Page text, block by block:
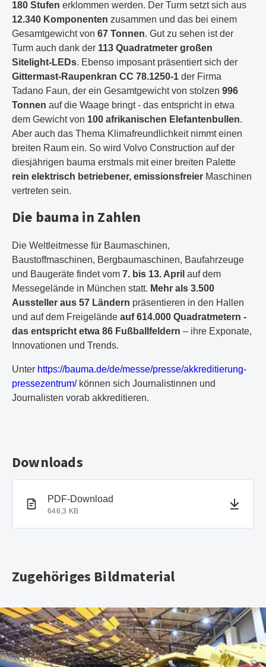
180 Stufen erklommen werden. Der Turm setzt sich aus
12.340 Komponenten zusammen und das bei einem
Gesamtgewicht von 67 Tonnen. Gut zu sehen ist der
Turm auch dank der 113 Quadratmeter großen
Sitelight-LEDs. Ebenso imposant präsentiert sich der
Gittermast-Raupenkran CC 78.1250-1 der Firma
Tadano Faun, der ein Gesamtgewicht von stolzen 996
Tonnen auf die Waage bringt - das entspricht in etwa
dem Gewicht von 100 afrikanischen Elefantenbullen.
Aber auch das Thema Klimafreundlichkeit nimmt einen
breiten Raum ein. So wird Volvo Construction auf der
diesjährigen bauma erstmals mit einer breiten Palette
rein elektrisch betriebener, emissionsfreier Maschinen
vertreten sein.
Die bauma in Zahlen
Die Weltleitmesse für Baumaschinen,
Baustoffmaschinen, Bergbaumaschinen, Baufahrzeuge
und Baugeräte findet vom 7. bis 13. April auf dem
Messegelände in München statt. Mehr als 3.500
Aussteller aus 57 Ländern präsentieren in den Hallen
und auf dem Freigelände auf 614.000 Quadratmetern -
das entspricht etwa 86 Fußballfeldern – ihre Exponate,
Innovationen und Trends.
Unter https://bauma.de/de/messe/presse/akkreditierung-
pressezentrum/können sich Journalistinnen und
Journalisten vorab akkreditieren.
Downloads
PDF-Dokument
PDF-Download
646,3 KB
Zugehöriges Bildmaterial